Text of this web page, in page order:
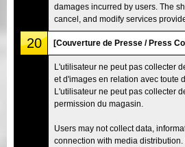
damages incurred by users. The
cancel, and modify services
20 [Couverture de Presse / Press
L'utilisateur ne peut pas collecter
et d'images en relation avec toute
L'utilisateur ne peut pas collecter
permission du magasin.
Users may not collect data,
connection with media